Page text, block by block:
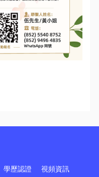
學歷認證
視頻資訊